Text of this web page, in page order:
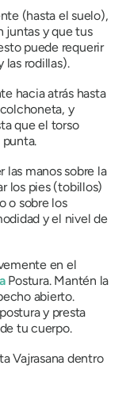
(hasta el suelo),
juntas y que tus
puede requerir
las rodillas).
hacia atrás hasta
y
que el torso
las manos sobre la
los pies (tobillos)
o sobre los
y el nivel de
en el
Postura. Mantén la
abierto.
y presta
tu cuerpo.
Vajrasana dentro